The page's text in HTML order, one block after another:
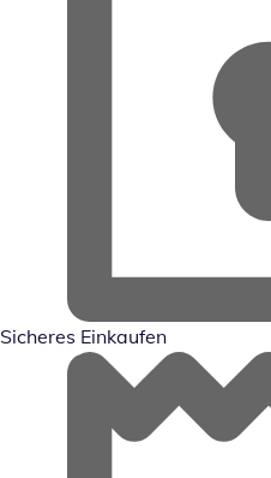
Sicheres Einkaufen